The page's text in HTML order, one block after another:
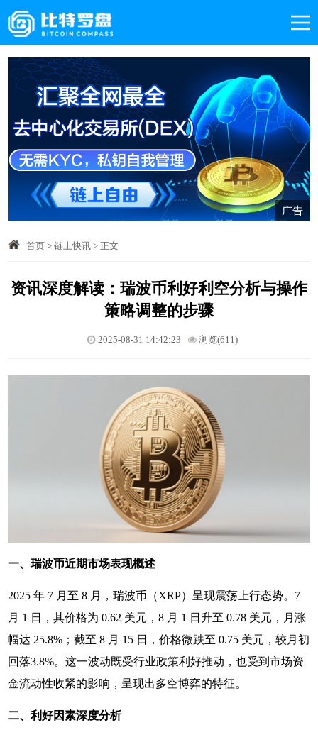
广告
首页> 链上快讯> 正文
资讯深度解读：瑞波币利好利空分析与操作
策略调整的步骤
2025-08-31 14:42:23 浏览(611)
一、瑞波币近期市场表现概述
2025 年 7 月至 8 月，瑞波币（XRP）呈现震荡上行态势。7
月 1 日，其价格为 0.62 美元，8 月 1 日升至 0.78 美元，月涨
幅达 25.8%；截至 8 月 15 日，价格微跌至 0.75 美元，较月初
回落3.8%。这一波动既受行业政策利好推动，也受到市场资
金流动性收紧的影响，呈现出多空博弈的特征。
二、利好因素深度分析